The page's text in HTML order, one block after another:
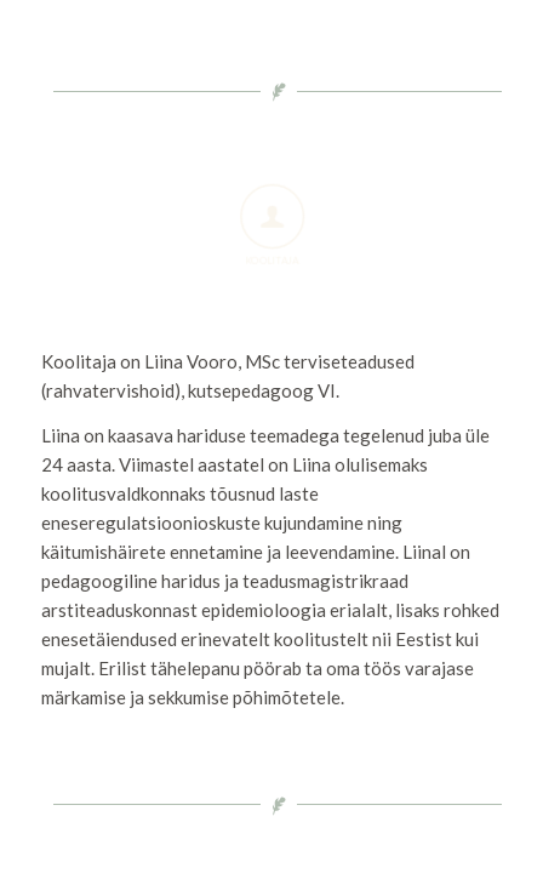
Koolitaja on Liina Vooro, MSc terviseteadused
(rahvatervishoid), kutsepedagoog VI.
Liina on kaasava hariduse teemadega tegelenud juba üle
24 aasta. Viimastel aastatel on Liina olulisemaks
koolitusvaldkonnaks tõusnud laste
eneseregulatsioonioskuste kujundamine ning
käitumishäirete ennetamine ja leevendamine. Liinal on
pedagoogiline haridus ja teadusmagistrikraad
arstiteaduskonnast epidemioloogia erialalt, lisaks rohked
enesetäiendused erinevatelt koolitustelt nii Eestist kui
mujalt. Erilist tähelepanu pöörab ta oma töös varajase
märkamise ja sekkumise põhimõtetele.